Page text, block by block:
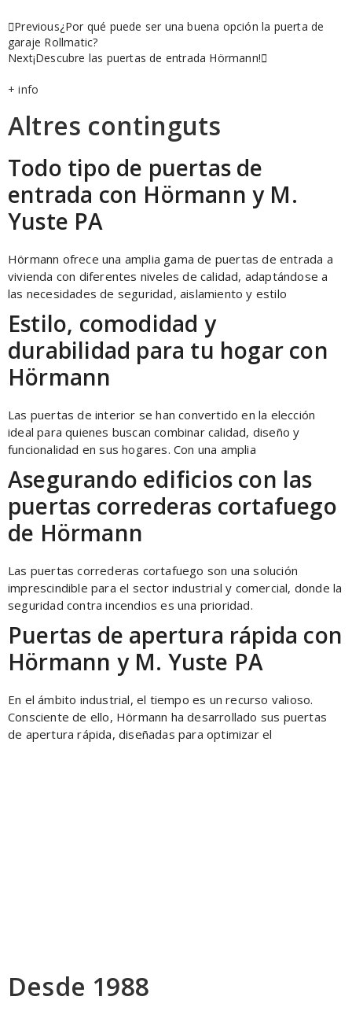
Previous¿Por qué puede ser una buena opción la puerta de
garaje Rollmatic?
Next¡Descubre las puertas de entrada Hörmann!
+ info
Altres continguts
Todo tipo de puertas de
entrada con Hörmann y M.
Yuste PA
Hörmann ofrece una amplia gama de puertas de entrada a
vivienda con diferentes niveles de calidad, adaptándose a
las necesidades de seguridad, aislamiento y estilo
Estilo, comodidad y
durabilidad para tu hogar con
Hörmann
Las puertas de interior se han convertido en la elección
ideal para quienes buscan combinar calidad, diseño y
funcionalidad en sus hogares. Con una amplia
Asegurando edificios con las
puertas correderas cortafuego
de Hörmann
Las puertas correderas cortafuego son una solución
imprescindible para el sector industrial y comercial, donde la
seguridad contra incendios es una prioridad.
Puertas de apertura rápida con
Hörmann y M. Yuste PA
En el ámbito industrial, el tiempo es un recurso valioso.
Consciente de ello, Hörmann ha desarrollado sus puertas
de apertura rápida, diseñadas para optimizar el
Desde 1988